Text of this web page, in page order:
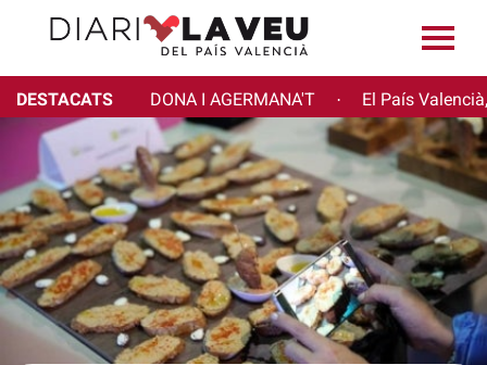
DESTACATS DONA I AGERMANA'T · El País